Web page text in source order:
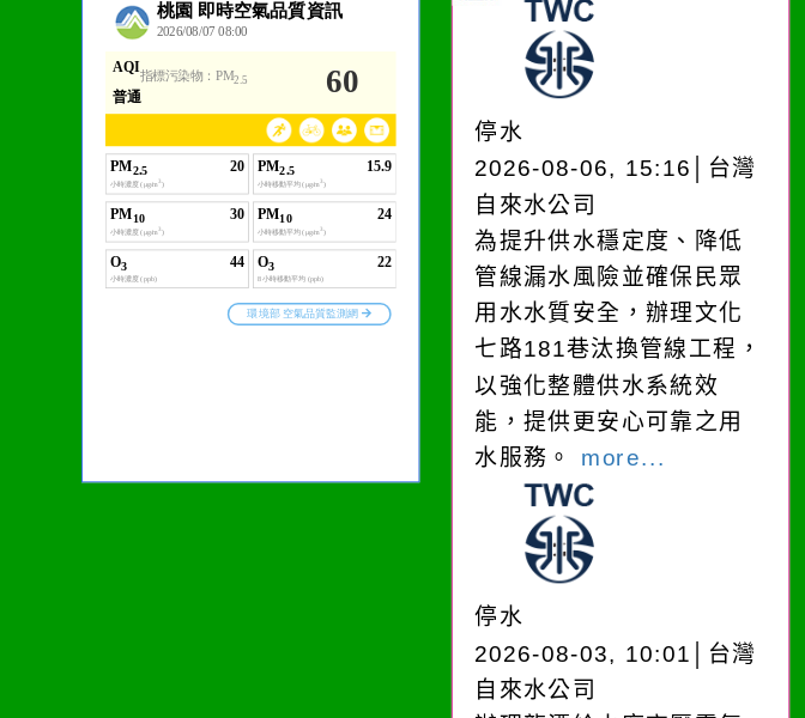
停水
2026-08-06, 15:16│台灣
自來水公司
為提升供水穩定度、降低
管線漏水風險並確保民眾
用水水質安全，辦理文化
七路181巷汰換管線工程，
以強化整體供水系統效
能，提供更安心可靠之用
水服務。 more...
停水
2026-08-03, 10:01│台灣
自來水公司
生活是一面鏡子。你對
它笑，它就對你笑；你
對它哭，它也對你哭。
作者：網路小語
一杯清水因滴入一滴污
在而變清澈。